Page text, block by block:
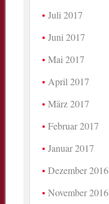
Juli 2017
Juni 2017
Mai 2017
April 2017
März 2017
Februar 2017
Januar 2017
Dezember 2016
November 2016